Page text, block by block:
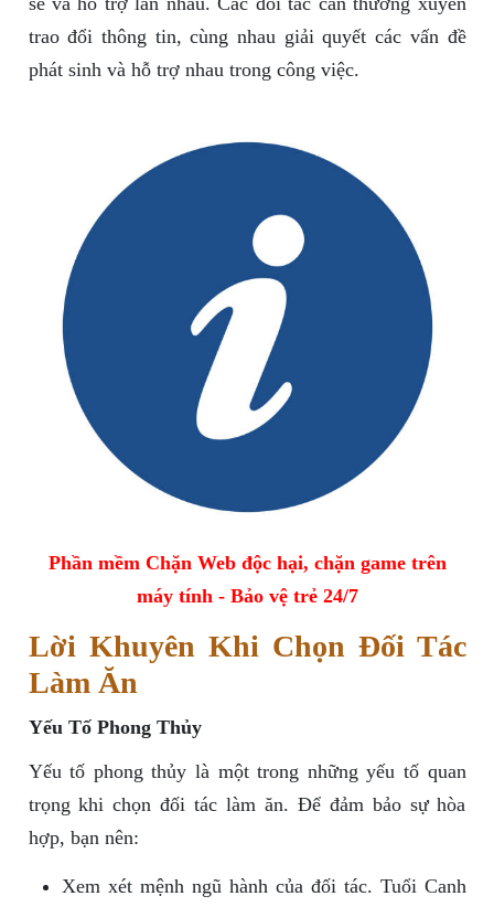
trao đổi thông tin, cùng nhau giải quyết các vấn đề
phát sinh và hỗ trợ nhau trong công việc.
Phần mềm Chặn Web độc hại, chặn game trên
máy tính - Bảo vệ trẻ 24/7
Lời Khuyên Khi Chọn Đối Tác
Làm Ăn
Yếu Tố Phong Thủy
Yếu tố phong thủy là một trong những yếu tố quan
trọng khi chọn đối tác làm ăn. Để đảm bảo sự hòa
hợp, bạn nên:
Xem xét mệnh ngũ hành của đối tác. Tuổi Canh